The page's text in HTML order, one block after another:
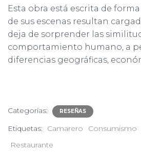
Esta obra está escrita de
de sus escenas resultan
deja de sorprender las
comportamiento humano, a
diferencias geográficas,
Categorías: RESEÑAS
Etiquetas: Camarero Consumismo
Restaurante